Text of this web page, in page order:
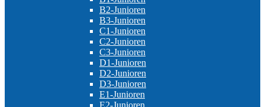
B2-Junioren
B3-Junioren
C1-Junioren
C2-Junioren
C3-Junioren
D1-Junioren
D2-Junioren
D3-Junioren
E1-Junioren
E2-Junioren